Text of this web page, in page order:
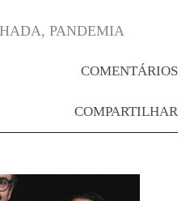
PANDEMIA
COMENTÁRIOS
COMPARTILHAR